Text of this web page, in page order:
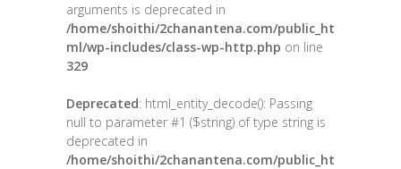
arguments is deprecated in
/home/shoithi/2chanantena.com/public_ht
ml/wp-includes/class-wp-http.php on line
329
Deprecated: html_entity_decode(): Passing
null to parameter #1 ($string) of type string is
deprecated in
/home/shoithi/2chanantena.com/public_ht